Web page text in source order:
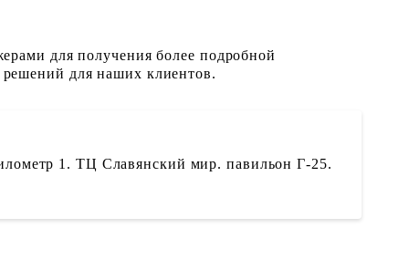
для получения более подробной
для наших клиентов.
1. ТЦ Славянский мир. павильон Г-25.